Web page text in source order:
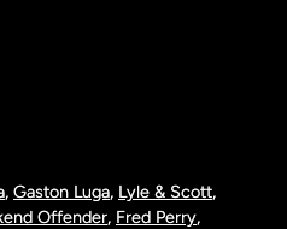
, Gaston Luga, Lyle & Scott,
Offender, Fred Perry,